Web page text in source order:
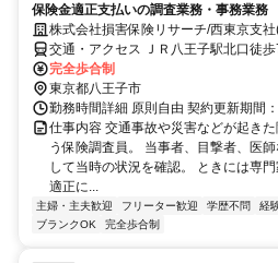
保険金適正支払いの調査業務・事務業務
株式会社損害保険リサーチ/西東京支
交通・アクセス ＪＲ八王子駅北口徒
完全歩合制
東京都八王子市
勤務時間詳細 原則自由 契約更新期間
仕事内容 交通事故や災害などが起き
う保険調査員。 当事者、目撃者、医
して当時の状況を確認。 ときには専
適正に...
主婦・主夫歓迎 フリーター歓迎 学歴不問 経
ブランクOK
完全歩合制